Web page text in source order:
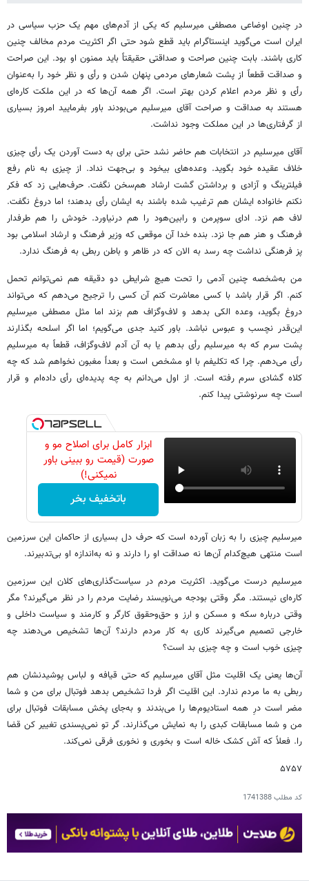
در چنین اوضاعی مصطفی میرسلیم که یکی از آدم‌های مهم یک حزب سیاسی در
ایران است می‌گوید اینستاگرام باید قطع شود حتی اگر اکثریت مردم مخالف چنین
کاری باشند. بابت چنین صراحت و صداقتی حقیقتاً باید ممنون او بود. این صراحت
و صداقت قطعاً از پشت شعارهای مردمی پنهان شدن و رأی و نظر خود را به‌عنوان
رأی و نظر مردم اعلام کردن بهتر است. اگر همه آن‌ها که در این ملکت کاره‌ای
هستند به صداقت و صراحت آقای میرسلیم می‌بودند باور بفرمایید امروز بسیاری
از گرفتاری‌ها در این مملکت وجود نداشت.
آقای میرسلیم در انتخابات هم حاضر نشد حتی برای به دست آوردن یک رأی چیزی
خلاف عقیده خود بگوید. وعده‌های بیخود و بی‌جهت نداد. از چیزی به نام رفع
فیلترینگ و آزادی و برداشتن گشت ارشاد هم‌سخن نگفت. حرف‌هایی زد که فکر
نکنم خانواده ایشان هم ترغیب شده باشند به ایشان رأی بدهند؛ اما دروغ نگفت.
لاف هم نزد. ادای سوپرمن و رابین‌هود را هم درنیاورد. خودش را هم طرفدار
فرهنگ و هنر هم جا نزد. بنده خدا آن موقعی که وزیر فرهنگ و ارشاد اسلامی بود
پز فرهنگی نداشت چه رسد به الان که در ظاهر و باطن ربطی به فرهنگ ندارد.
من به‌شخصه چنین آدمی را تحت هیچ شرایطی دو دقیقه هم نمی‌توانم تحمل
کنم. اگر قرار باشد با کسی معاشرت کنم آن کسی را ترجیح می‌دهم که می‌تواند
دروغ بگوید، وعده الکی بدهد و لاف‌وگزاف هم بزند اما مثل مصطفی میرسلیم
این‌قدر نچسب و عبوس نباشد. باور کنید جدی می‌گویم؛ اما اگر اسلحه بگذارند
پشت سرم که به میرسلیم رأی بدهم یا به آن آدم لاف‌وگزاف، قطعاً به میرسلیم
رأی می‌دهم. چرا که تکلیفم با او مشخص است و بعداً مغبون نخواهم شد که چه
کلاه گشادی سرم رفته است. از اول می‌دانم به چه پدیده‌ای رأی داده‌ام و قرار
است چه سرنوشتی پیدا کنم.
ابزار کامل برای اصلاح مو و
صورت (قیمت رو ببینی باور
نمیکنی!)
باتخفیف بخر
میرسلیم چیزی را به زبان آورده است که حرف دل بسیاری از حاکمان این سرزمین
است منتهی هیچ‌کدام آن‌ها نه صداقت او را دارند و نه به‌اندازه او بی‌تدبیرند.
میرسلیم درست می‌گوید. اکثریت مردم در سیاست‌گذاری‌های کلان این سرزمین
کاره‌ای نیستند. مگر وقتی بودجه می‌نویسند رضایت مردم را در نظر می‌گیرند؟ مگر
وقتی درباره سکه و مسکن و ارز و حق‌وحقوق کارگر و کارمند و سیاست داخلی و
خارجی تصمیم می‌گیرند کاری به کار مردم دارند؟ آن‌ها تشخیص می‌دهند چه
چیزی خوب است و چه چیزی بد است؟
آن‌ها یعنی یک اقلیت مثل آقای میرسلیم که حتی قیافه و لباس پوشیدنشان هم
ربطی به ما مردم ندارد. این اقلیت اگر فردا تشخیص بدهد فوتبال برای من و شما
مضر است درِ همه استادیوم‌ها را می‌بندند و به‌جای پخش مسابقات فوتبال برای
من و شما مسابقات کبدی را به نمایش می‌گذارند. گر تو نمی‌پسندی تغییر کن قضا
را. فعلاً که آش کشک خاله است و بخوری و نخوری فرقی نمی‌کند.
۵۷۵۷
کد مطلب1741388